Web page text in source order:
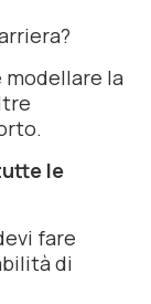
modellare la
le
fare
di